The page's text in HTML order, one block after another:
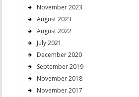
November 2023
August 2023
August 2022
July 2021
December 2020
September 2019
November 2018
November 2017